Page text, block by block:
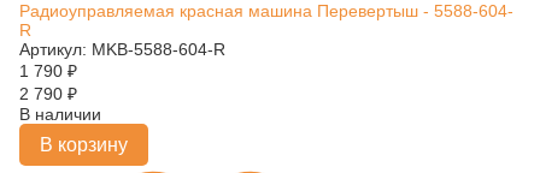
Радиоуправляемая красная машина Перевертыш - 5588-604-
R
Артикул: MKB-5588-604-R
1 790 ₽
2 790 ₽
В наличии
В корзину